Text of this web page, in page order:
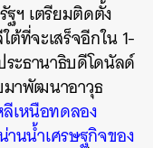
ฐฯ เตรียมติดตั้ง
ต้ที่จะเสร็จอีกใน 1-
ระธานาธิบดีโดนัลด์
มาพัฒนาอาวุธ
ลีเหนือทดลอง
นน้ำเศรษฐกิจของ